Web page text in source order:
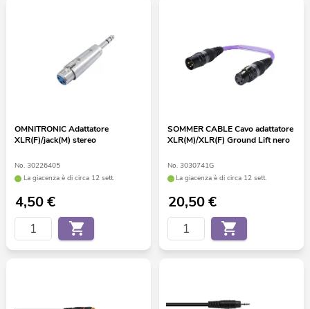
OMNITRONIC Adattatore
XLR(F)/jack(M) stereo
No. 30226405
La giacenza è di circa 12 sett.
4,50€
SOMMER CABLE Cavo adattatore
XLR(M)/XLR(F) Ground Lift nero
No. 3030741G
La giacenza è di circa 12 sett.
20,50€